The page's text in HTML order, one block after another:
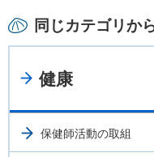
同じカテゴリか
健康
保健師活動の取組